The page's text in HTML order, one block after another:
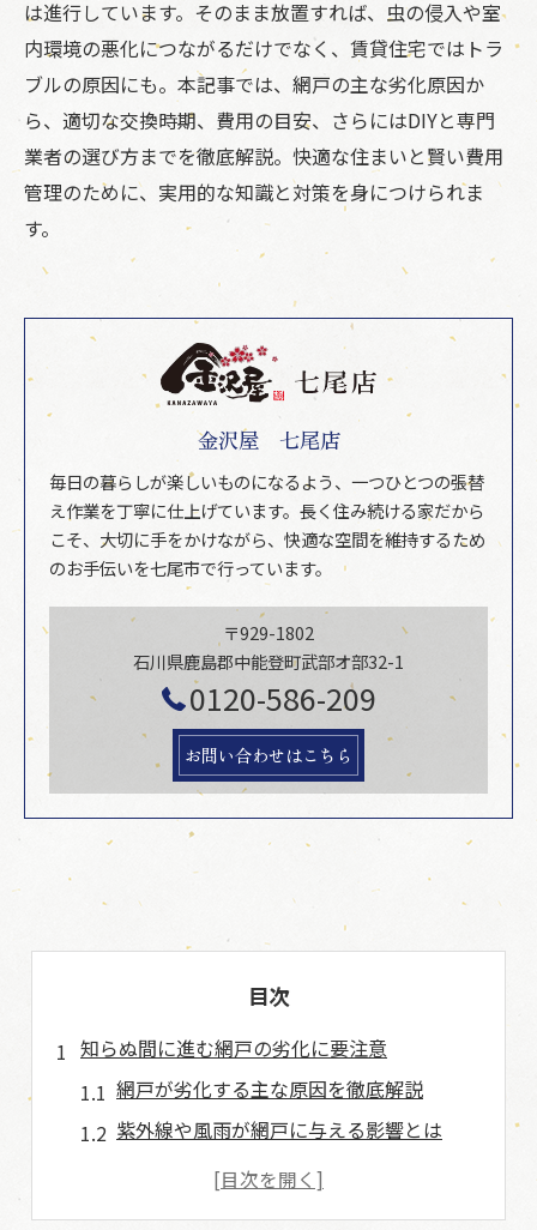
は進行しています。そのまま放置すれば、虫の侵入や室
内環境の悪化につながるだけでなく、賃貸住宅ではトラ
ブルの原因にも。本記事では、網戸の主な劣化原因か
ら、適切な交換時期、費用の目安、さらにはDIYと専門
業者の選び方までを徹底解説。快適な住まいと賢い費用
管理のために、実用的な知識と対策を身につけられま
す。
金沢屋 七尾店
毎日の暮らしが楽しいものになるよう、一つひとつの張替
え作業を丁寧に仕上げています。長く住み続ける家だから
こそ、大切に手をかけながら、快適な空間を維持するため
のお手伝いを七尾市で行っています。
〒929-1802
石川県鹿島郡中能登町武部オ部32-1
0120-586-209
お問い合わせはこちら
目次
知らぬ間に進む網戸の劣化に要注意
網戸が劣化する主な原因を徹底解説
紫外線や風雨が網戸に与える影響とは
網戸の経年劣化が進行しやすいサイン